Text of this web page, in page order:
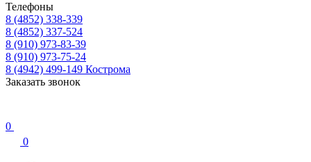
Телефоны
8 (4852) 338-339
8 (4852) 337-524
8 (910) 973-83-39
8 (910) 973-75-24
8 (4942) 499-149 Кострома
Заказать звонок
0
0